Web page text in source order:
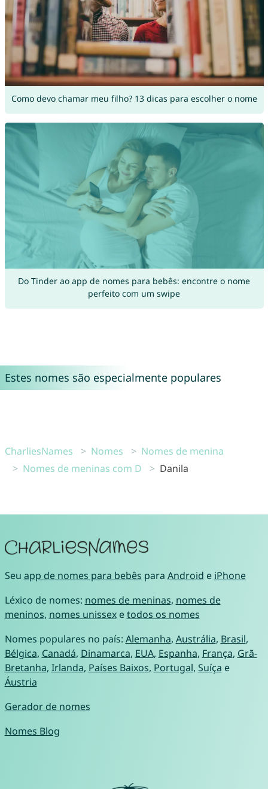
Como devo chamar meu filho? 13 dicas para escolher o nome
Do Tinder ao app de nomes para bebês: encontre o nome
perfeito com um swipe
Estes nomes são especialmente populares
CharliesNames Nomes
Nomes de menina
Nomes de meninas com D
Danila
Seu app de nomes para bebês para Android e iPhone
Léxico de nomes: nomes de meninas, nomes de
meninos, nomes unissexetodos os nomes
Nomes populares no país: Alemanha, Austrália, Brasil,
Bélgica, Canadá, Dinamarca, EUA, Espanha, França, Grã-
Bretanha, Irlanda, Países Baixos, Portugal, Suíça e
Áustria
Gerador de nomes
Nomes Blog